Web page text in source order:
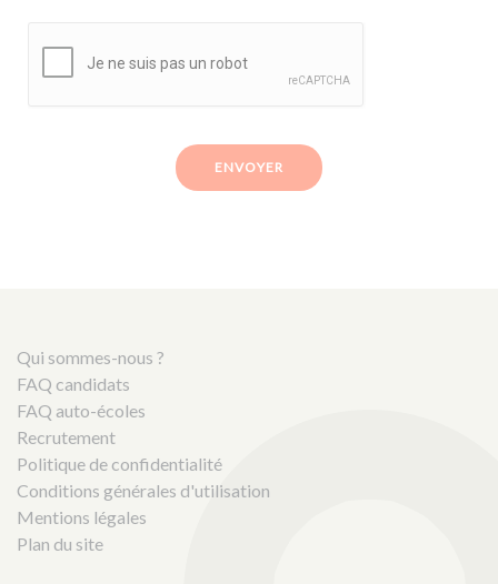
ENVOYER
Qui sommes-nous ?
FAQ candidats
FAQ auto-écoles
Recrutement
Politique de confidentialité
Conditions générales d'utilisation
Mentions légales
Plan du site